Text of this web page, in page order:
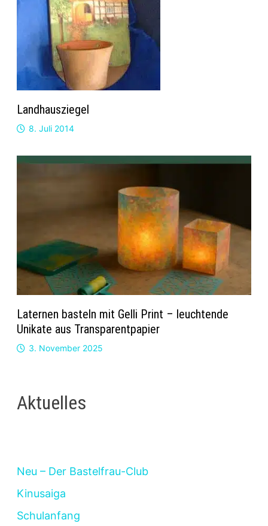
Landhausziegel
8. Juli 2014
Laternen basteln mit Gelli Print – leuchtende
Unikate aus Transparentpapier
3. November 2025
Aktuelles
Neu – Der Bastelfrau-Club
Kinusaiga
Schulanfang